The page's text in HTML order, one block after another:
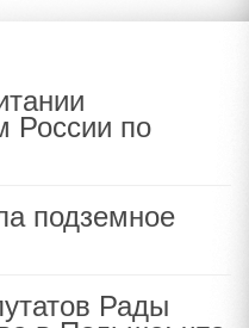
России по
подземное
Рады